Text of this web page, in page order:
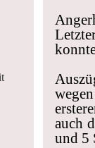
auch
und 5